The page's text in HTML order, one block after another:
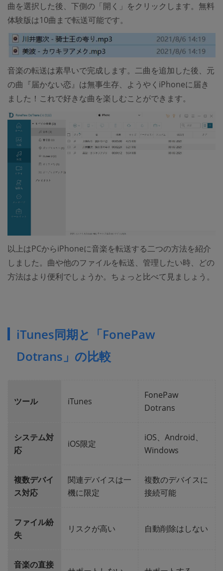
曲を選択した後、下側の「開く」をクリックします。無料
体験版は10曲まで転送可能です。
音楽の転送は素早いで完成します。二曲を追加した後、元
の曲『届かない恋』は無事生存、ようやくiPhoneに届き
ました！これで好きな曲を楽しむことができます。
以上はPCからiPhoneに音楽を転送する二つの方法を紹介
しました。曲や他のファイルを転送、管理したい時、どの
方法はより便利でしょうか。ちょっと比べて見ましょう。
iTunes同期と「FonePaw
Dotrans」の比較
ツール iTunes
FonePaw
Dotrans
システム対
応
iOS限定
iOS、Android、
Windows
複数デバイ
ス対応
関連デバイスは一
機に限定
複数のデバイスに
接続可能
ファイル紛
失
リスクが高い 自動削除はしない
音楽の直接